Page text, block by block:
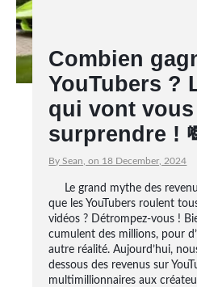
Combien
YouTubers ?
qui vont vous
surprendre !
By Sean, on 18 December, 2024
Le grand mythe des
que les YouTubers roulent
vidéos ? Détrompez-vous !
cumulent des millions, pour
autre réalité. Aujourd’hui,
dessous des revenus sur
multimillionnaires aux